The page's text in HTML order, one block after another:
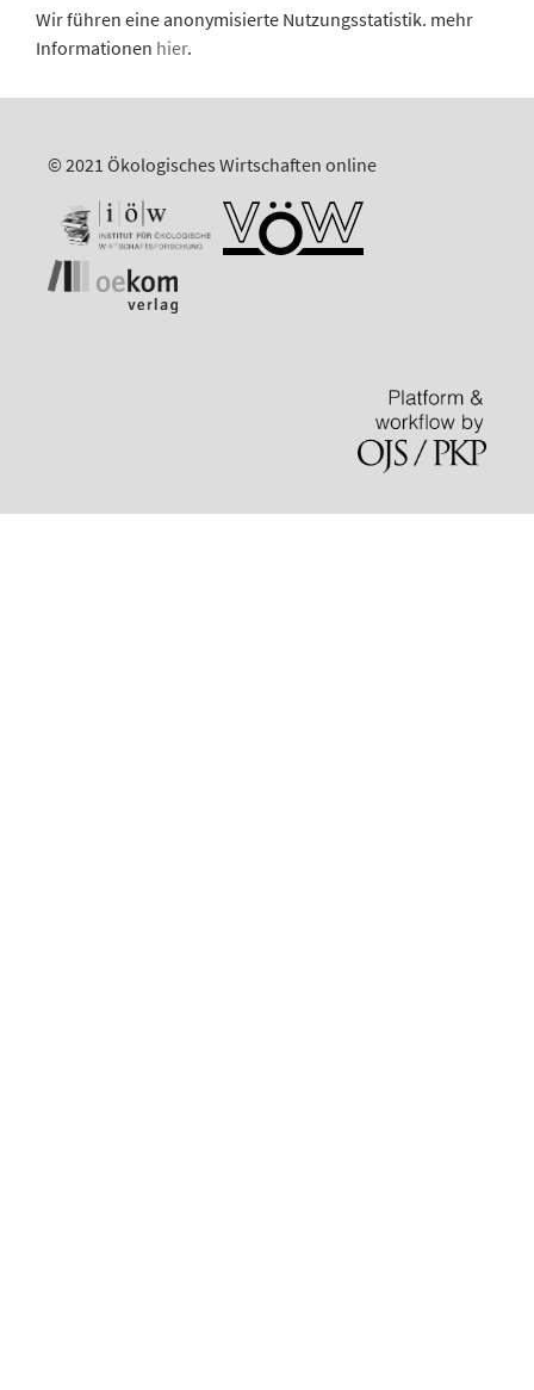
Wir führen eine anonymisierte Nutzungsstatistik. mehr
Informationen hier.
© 2021 Ökologisches Wirtschaften online